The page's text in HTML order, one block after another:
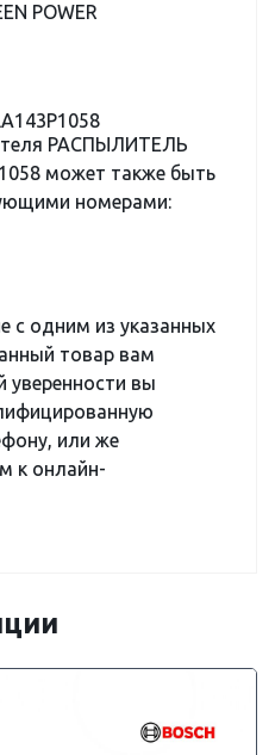
POWER
РАСПЫЛИТЕЛЬ
может также быть
номерами:
с одним из указанных
товар вам
вы
или же
к онлайн-